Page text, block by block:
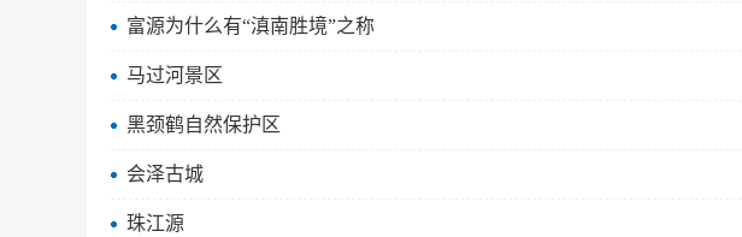
富源为什么有“滇南胜境”之称
马过河景区
黑颈鹤自然保护区
会泽古城
珠江源